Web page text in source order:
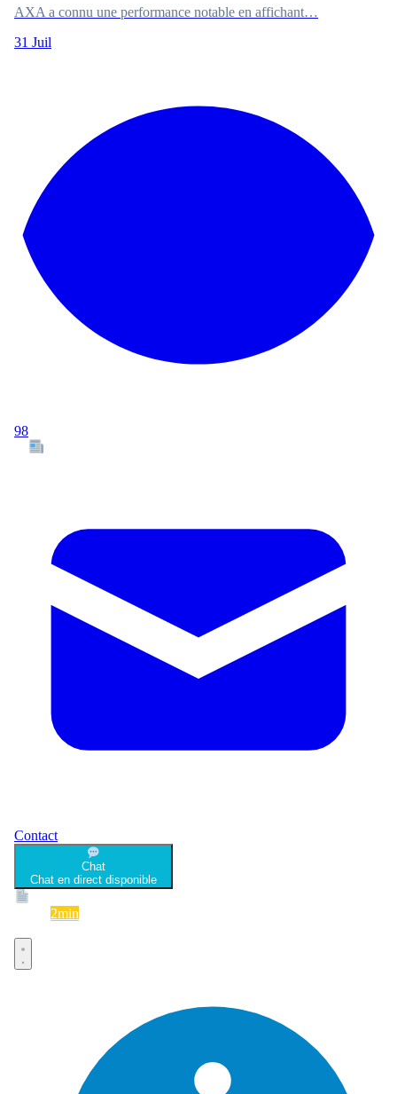
AXA a connu une performance notable en affichant…
31 Juil
98
Contact
Chat
Chat en direct disponible
2min